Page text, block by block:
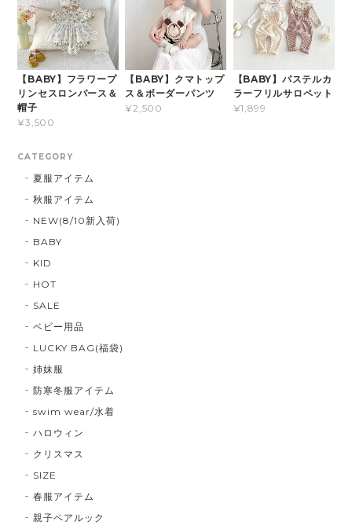
【BABY】フラワープ
リンセスロンパース＆
帽子
¥3,500
【BABY】クマトップ
ス＆ボーダーパンツ
¥2,500
【BABY】パステルカ
ラーフリルサロペット
¥1,899
CATEGORY
夏服アイテム
秋服アイテム
NEW(8/10新入荷)
BABY
KID
HOT
SALE
ベビー用品
LUCKY BAG(福袋)
姉妹服
防寒冬服アイテム
swim wear/水着
ハロウィン
クリスマス
SIZE
春服アイテム
親子ペアルック